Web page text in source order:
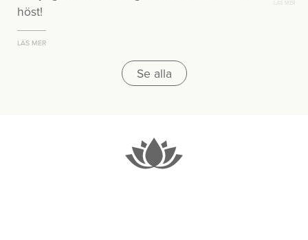
höst!
LÄS MER
LÄS MER
Se alla